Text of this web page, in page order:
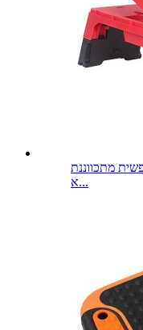
מתכווננת
א...